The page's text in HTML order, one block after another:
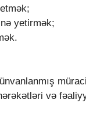
yetirmək;
və